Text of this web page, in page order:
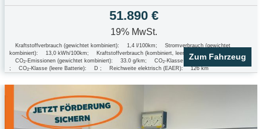
51.890 €
19% MwSt.
Kraftstoffverbrauch (gewichtet kombiniert): 1,4 l/100km;
Stromverbrauch (gewichtet
kombiniert):
13,0 kWh/100km; Kraftstoffverbrauch (kombiniert, leere Batterie): 5,4 l/100km
CO2-Emissionen (gewichtet kombiniert): 33.0 g/km; CO2-Klasse (gewichtet kombiniert):
;
CO2-Klasse (leere Batterie): D ; Reichweite elektrisch (EAER): 126 km
Zum Fahrzeug